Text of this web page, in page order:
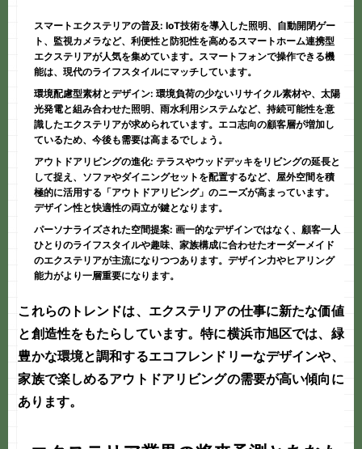
スマートエクステリアの普及: IoT技術を導入した照明、自動開閉ゲー
ト、監視カメラなど、利便性と防犯性を高めるスマートホーム連携型
エクステリアが人気を集めています。スマートフォンで操作できる機
能は、現代のライフスタイルにマッチしています。
環境配慮型素材とデザイン: 環境負荷の少ないリサイクル素材や、太陽
光発電と組み合わせた照明、雨水利用システムなど、持続可能性を意
識したエクステリアが求められています。エコ志向の顧客層が増加し
ているため、今後も需要は高まるでしょう。
アウトドアリビングの進化: テラスやウッドデッキをリビングの延長と
して捉え、ソファやダイニングセットを配置するなど、屋外空間を積
極的に活用する「アウトドアリビング」のニーズが高まっています。
デザイン性と快適性の両立が鍵となります。
パーソナライズされた空間提案: 画一的なデザインではなく、顧客一人
ひとりのライフスタイルや趣味、家族構成に合わせたオーダーメイド
のエクステリアが主流になりつつあります。デザイン力やヒアリング
能力がより一層重要になります。
これらのトレンドは、エクステリアの仕事に新たな価値
と創造性をもたらしています。特に横浜市旭区では、緑
豊かな環境と調和するエコフレンドリーなデザインや、
家族で楽しめるアウトドアリビングの需要が高い傾向に
あります。